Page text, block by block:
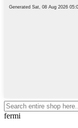
fermi